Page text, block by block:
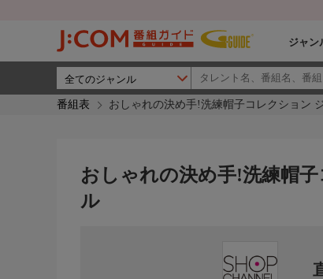
ジャン
番組表 おしゃれの決め手!洗練帽子コレクション
おしゃれの決め手!洗練帽
ル